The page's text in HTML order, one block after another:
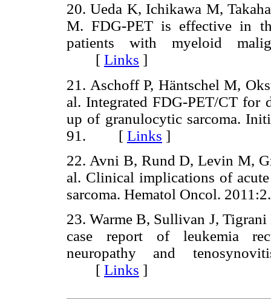
20. Ueda K, Ichikawa M,
M. FDG-PET is effective in
patients with myeloid
[ Links ]
21. Aschoff P, Häntschel M,
al. Integrated FDG-PET/CT for
up of granulocytic sarcoma.
91. [ Links ]
22. Avni B, Rund D, Levin M,
al. Clinical implications of
sarcoma. Hematol Oncol.
23. Warme B, Sullivan J,
case report of leukemia
neuropathy and
[ Links ]